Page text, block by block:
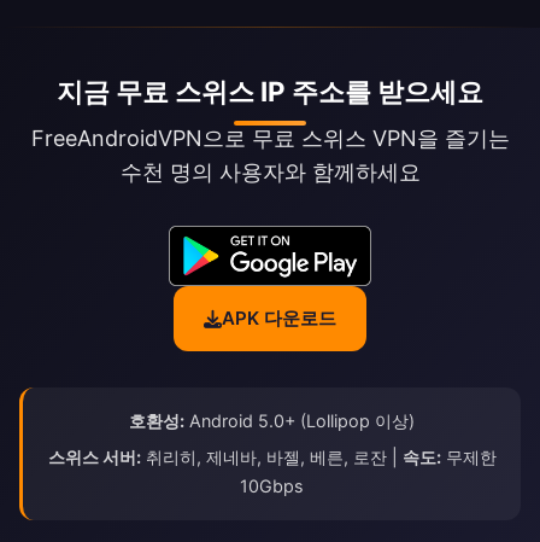
지금 무료 스위스 IP 주소를 받으세요
FreeAndroidVPN으로 무료 스위스 VPN을 즐기는
수천 명의 사용자와 함께하세요
APK 다운로드
호환성: Android 5.0+ (Lollipop 이상)
스위스 서버:취리히, 제네바, 바젤, 베른, 로잔 | 속도:무제한
10Gbps